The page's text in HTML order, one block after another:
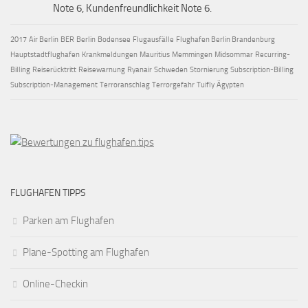
Note 6, Kundenfreundlichkeit Note 6.
2017 Air Berlin BER Berlin Bodensee Flugausfälle Flughafen Berlin Brandenburg
Hauptstadtflughafen Krankmeldungen Mauritius Memmingen Midsommar Recurring-
Billing Reiserücktritt Reisewarnung Ryanair Schweden Stornierung Subscription-Billing
Subscription-Management Terroranschlag Terrorgefahr Tuifly Ägypten
FLUGHAFEN TIPPS
Parken am Flughafen
Plane-Spotting am Flughafen
Online-Checkin